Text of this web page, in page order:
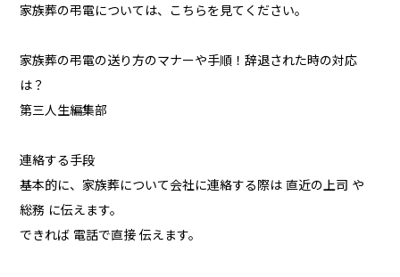
家族葬の弔電については、こちらを見てください。
家族葬の弔電の送り方のマナーや手順！辞退された時の対応
は？
第三人生編集部
連絡する手段
基本的に、家族葬について会社に連絡する際は 直近の上司 や
総務 に伝えます。
できれば 電話で直接 伝えます。